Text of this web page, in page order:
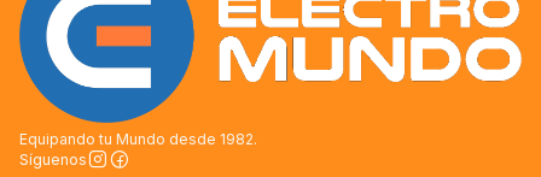
Equipando tu Mundo desde 1982.
Síguenos